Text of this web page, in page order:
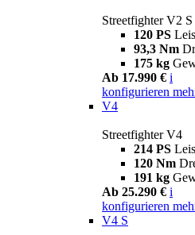
Streetfighter V2 S
120 PS
93,3 Nm
175 kg
Ab 17.990 € i
konfigurieren
V4
Streetfighter V4
214 PS
120 Nm
191 kg
Ab 25.290 € i
konfigurieren
V4 S